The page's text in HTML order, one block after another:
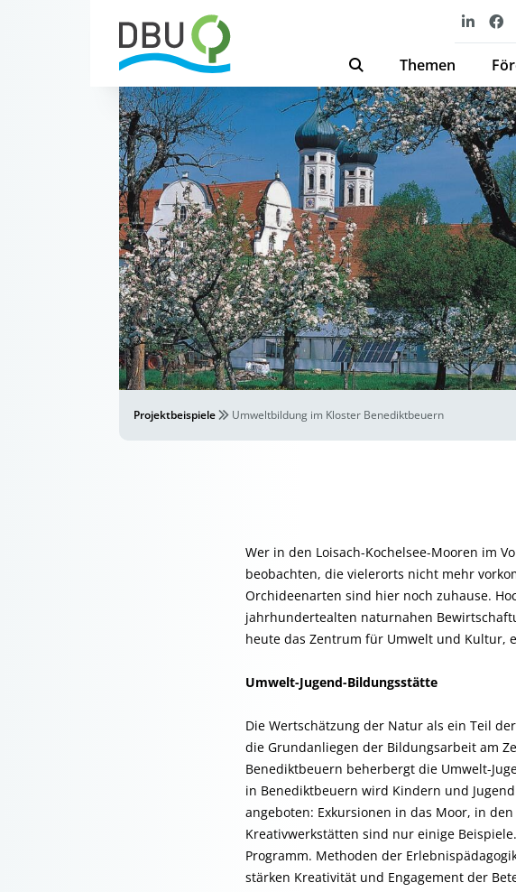
Themen
Projektbeispiele Umweltbildung im Kloster Benediktbeuern
Wer in den Loisach-Kochelsee-Mooren im
beobachten, die vielerorts nicht mehr
Orchideenarten sind hier noch zuhause.
jahrhundertealten naturnahen
heute das Zentrum für Umwelt und Kultur,
Umwelt-Jugend-Bildungsstätte
Die Wertschätzung der Natur als ein Teil
die Grundanliegen der Bildungsarbeit am
Benediktbeuern beherbergt die Umwelt-
in Benediktbeuern wird Kindern und
angeboten: Exkursionen in das Moor, in
Kreativwerkstätten sind nur einige
Programm. Methoden der
stärken Kreativität und Engagement der